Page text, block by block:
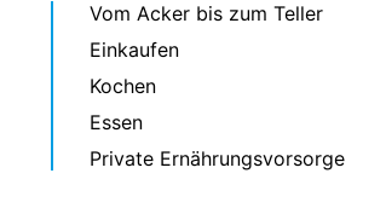
Vom Acker bis zum Teller
Einkaufen
Kochen
Essen
Private Ernährungsvorsorge